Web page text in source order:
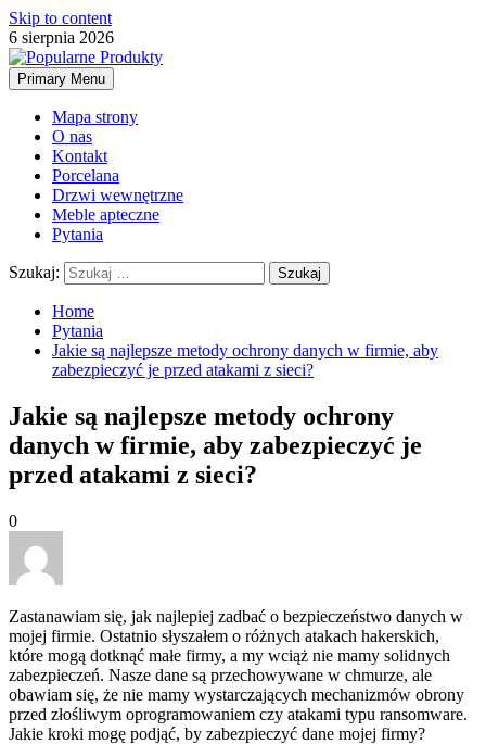
Skip to content
6 sierpnia 2026
Primary Menu
Mapa strony
O nas
Kontakt
Porcelana
Drzwi wewnętrzne
Meble apteczne
Pytania
Szukaj:
Home
Pytania
Jakie są najlepsze metody ochrony danych w firmie, aby
zabezpieczyć je przed atakami z sieci?
Jakie są najlepsze metody ochrony
danych w firmie, aby zabezpieczyć je
przed atakami z sieci?
0
Zastanawiam się, jak najlepiej zadbać o bezpieczeństwo danych w
mojej firmie. Ostatnio słyszałem o różnych atakach hakerskich,
które mogą dotknąć małe firmy, a my wciąż nie mamy solidnych
zabezpieczeń. Nasze dane są przechowywane w chmurze, ale
obawiam się, że nie mamy wystarczających mechanizmów obrony
przed złośliwym oprogramowaniem czy atakami typu ransomware.
Jakie kroki mogę podjąć, by zabezpieczyć dane mojej firmy?